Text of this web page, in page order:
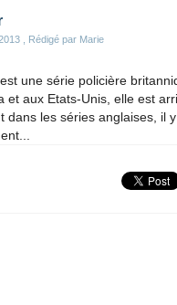
, Rédigé par Marie
une série policière
et aux Etats-Unis, elle est
dans les séries anglaises, il